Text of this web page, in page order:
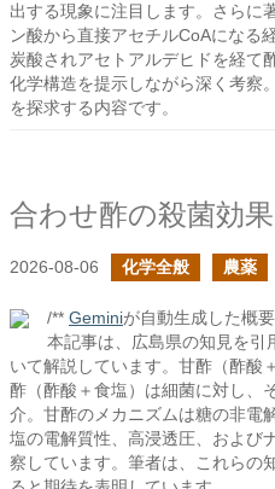
出する現象に注目します。さらに
ン酸から直接アセチルCoAになる
炭酸されアセトアルデヒドを経て
化学構造を提示しながら深く考察
を探求する内容です。
合わせ酢の殺菌効果
2026-08-06 化学全般 農薬
/** Geminiが自動生成した概
本記事は、広島県の知見を引
いて解説しています。甘酢（酢酸
酢（酢酸＋食塩）は細菌に対し、
介。甘酢のメカニズムは糖の非電
塩の電解質性、高浸透圧、および
察しています。筆者は、これらの